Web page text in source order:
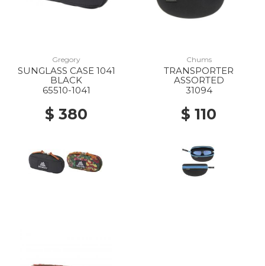
Gregory
SUNGLASS CASE 1041
BLACK
65510-1041
$ 380
Chums
TRANSPORTER
ASSORTED
31094
$ 110